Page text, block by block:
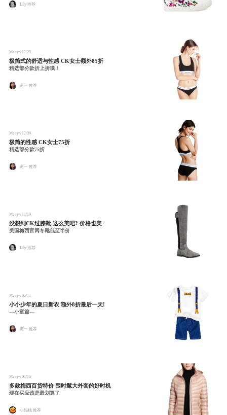
Lily 推荐
Macy's 12/23
极简式的舒适与性感 CK女士额外85折
精选部分款折上折哦！
南一 推荐
Macy's 12/09
极简的性感 CK女士75折
精选部分款75折
南一 推荐
Macy's 11/19
没想到CK过膝靴 这么美吧? 价格也美
美国梅西官网冬靴低至半价
Lily 推荐
Macy's 05/11
小小少年的夏日新衣 额外8折最后一天!
—小童篇—
南一 推荐
Macy's 01/15
多款梅西百货特价 囤时髦大外套的好时机
现在买应该是最划算了
小屁桃 推荐